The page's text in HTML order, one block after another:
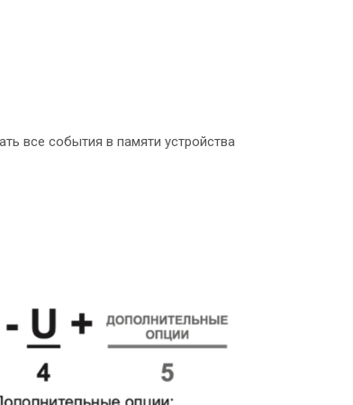
все события в памяти устройства